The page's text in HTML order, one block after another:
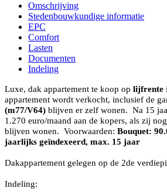
Omschrijving
Stedenbouwkundige informatie
EPC
Comfort
Lasten
Documenten
Indeling
Luxe, dak appartement te koop op lijfrente
appartement wordt verkocht, inclusief de
(m77/V64) blijven er zelf wonen. Na 15
1.270 euro/maand aan de kopers, als zij
blijven wonen. Voorwaarden: Bouquet:
jaarlijks geïndexeerd, max. 15 jaar
Dakappartement gelegen op de 2de
Indeling: